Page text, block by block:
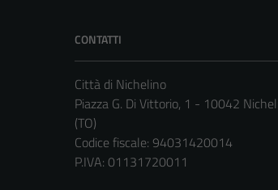
CONTATTI
Città di Nichelino
Piazza G. Di Vittorio, 1 - 10042
(TO)
Codice fiscale: 94031420014
P.IVA: 01131720011